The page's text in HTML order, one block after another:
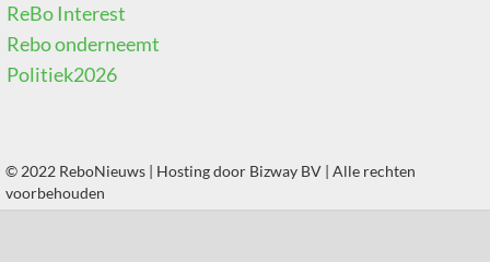
ReBo Interest
Rebo onderneemt
Politiek2026
© 2022 ReboNieuws | Hosting door Bizway BV | Alle rechten
voorbehouden